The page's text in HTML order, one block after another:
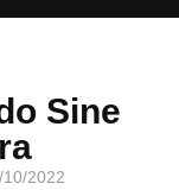
Sine
10/2022